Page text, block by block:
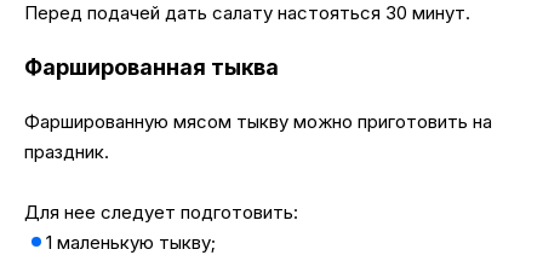
Перед подачей дать салату настояться 30 минут.
Фаршированная тыква
Фаршированную мясом тыкву можно приготовить на
праздник.
Для нее следует подготовить:
1 маленькую тыкву;